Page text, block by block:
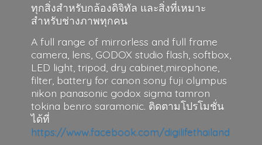
ทุกสิ่งสำหรับกล้องดิจิทัล และสิ่งที่เหมาะ
สำหรับช่างภาพทุกคน
A full range of mirrorless and full frame
camera, lens, GODOX studio flash, softbox,
LED light, tripod, dry cabinet,mirophone,
filter, battery for canon sony fuji olympus
nikon panasonic godox sigma tamron
tokina benro saramonic. ติดตามโปรโมชั่น
ได้ที่
https://www.facebook.com/digilifethailand